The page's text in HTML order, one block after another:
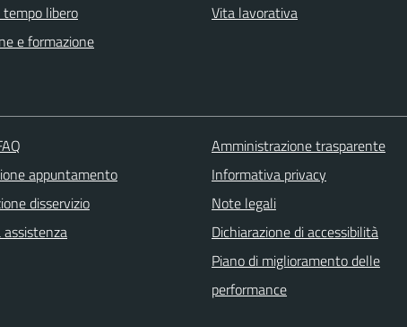
libero
e formazione
Vita lavorativa
appuntamento
disservizio
Amministrazione trasparente
Informativa privacy
Note legali
Dichiarazione di accessibilità
Piano di miglioramento delle
performance